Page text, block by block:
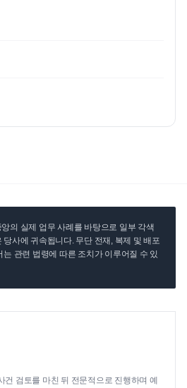
의 실제 업무 사례를 바탕으로 일부 각색
사에 귀속됩니다. 무단 전재, 복제 및 배포
관련 법령에 따른 조치가 이루어질 수 있
건 검토를 마친 뒤 전문적으로 진행하며 예